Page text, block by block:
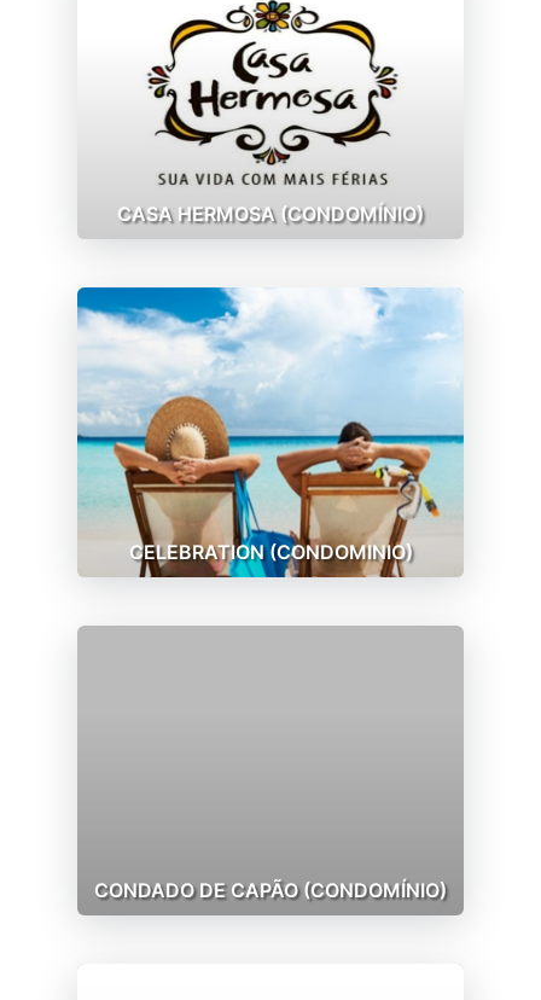
CASA HERMOSA (CONDOMÍNIO)
CELEBRATION (CONDOMINIO)
CONDADO DE CAPÃO (CONDOMÍNIO)